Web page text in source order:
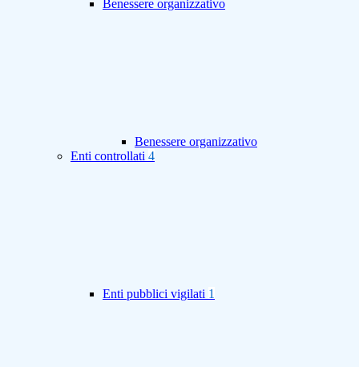
Benessere organizzativo
Benessere organizzativo
Enti controllati 4
Enti pubblici vigilati 1